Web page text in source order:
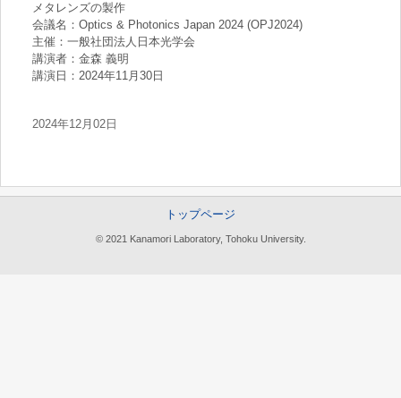
メタレンズの製作
会議名：Optics & Photonics Japan 2024 (OPJ2024)
主催：一般社団法人日本光学会
講演者：金森 義明
講演日：2024年11月30日
2024年12月02日
トップページ
© 2021 Kanamori Laboratory, Tohoku University.